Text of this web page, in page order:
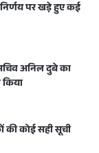
पर खड़े हुए कई
अनिल दुबे का
की कोई सही सूची